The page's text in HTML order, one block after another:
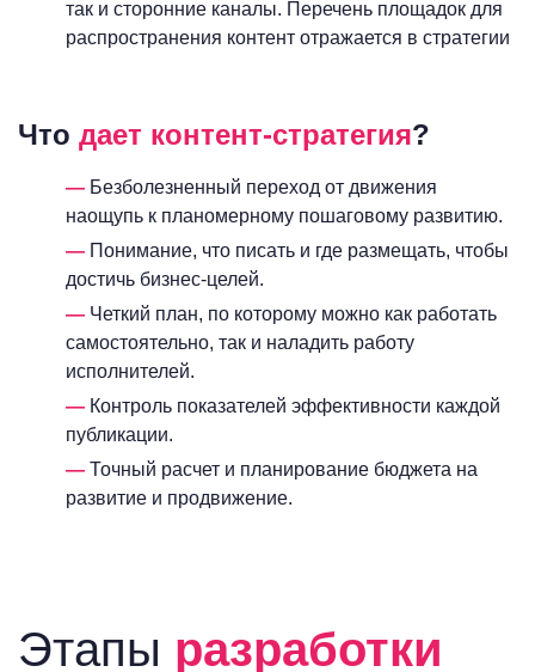
так и сторонние каналы. Перечень площадок для
распространения контент отражается в стратегии
Что дает контент-стратегия?
Безболезненный переход от движения
наощупь к планомерному пошаговому развитию.
Понимание, что писать и где размещать, чтобы
достичь бизнес-целей.
Четкий план, по которому можно как работать
самостоятельно, так и наладить работу
исполнителей.
Контроль показателей эффективности каждой
публикации.
Точный расчет и планирование бюджета на
развитие и продвижение.
Этапы разработки